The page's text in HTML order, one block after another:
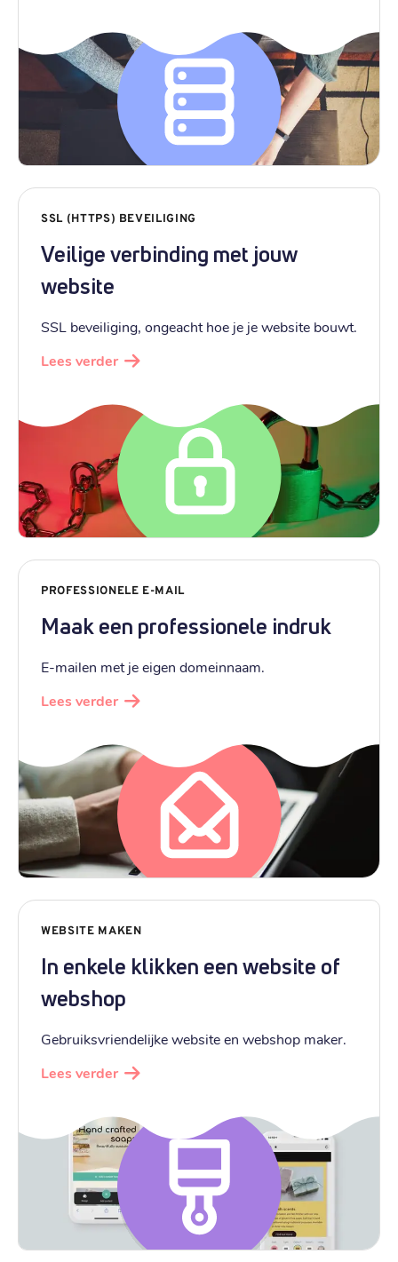
SSL (HTTPS) BEVEILIGING
Veilige verbinding met jouw
website
SSL beveiliging, ongeacht hoe je je website bouwt.
Lees verder
PROFESSIONELE E-MAIL
Maak een professionele indruk
E-mailen met je eigen domeinnaam.
Lees verder
WEBSITE MAKEN
In enkele klikken een website of
webshop
Gebruiksvriendelijke website en webshop maker.
Lees verder